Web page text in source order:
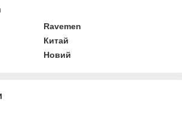
Ravemen
Китай
Новий